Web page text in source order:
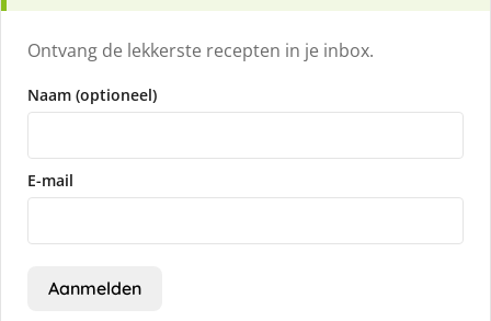
Ontvang de lekkerste recepten in je inbox.
Naam (optioneel)
E-mail
Aanmelden